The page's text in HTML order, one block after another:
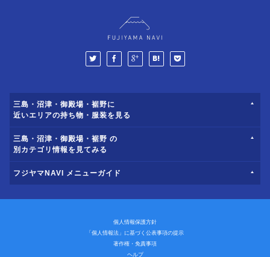
三島・沼津・御殿場・裾野に
近いエリアの持ち物・服装を見る
三島・沼津・御殿場・裾野 の
別カテゴリ情報を見てみる
フジヤマNAVI メニューガイド
個人情報保護方針
「個人情報法」に基づく公表事項の提示
著作権・免責事項
ヘルプ